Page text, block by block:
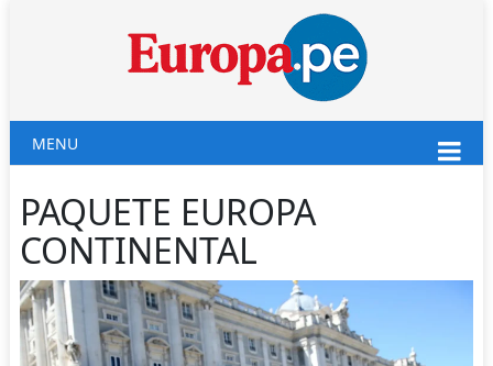
MENU
PAQUETE EUROPA
CONTINENTAL